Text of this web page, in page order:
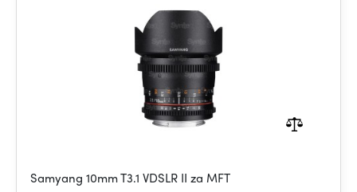
Samyang 10mm T3.1 VDSLR II za MFT